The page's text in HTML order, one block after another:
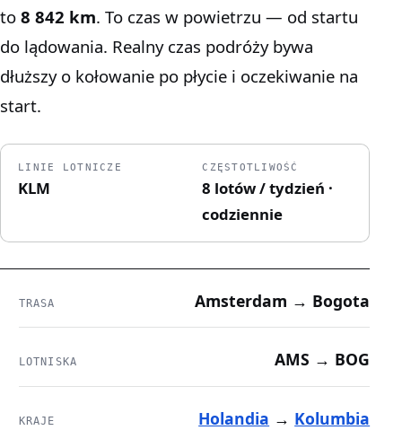
to 8 842 km. To czas w powietrzu — od startu
do lądowania. Realny czas podróży bywa
dłuższy o kołowanie po płycie i oczekiwanie na
start.
LINIE LOTNICZE
KLM
CZĘSTOTLIWOŚĆ
8 lotów / tydzień ·
codziennie
TRASA Amsterdam → Bogota
LOTNISKA AMS → BOG
KRAJE Holandia → Kolumbia